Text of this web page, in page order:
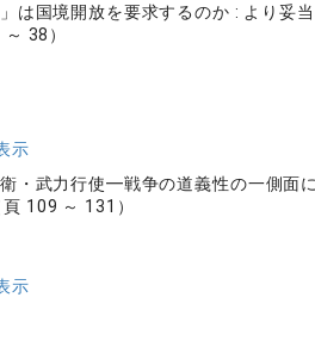
」は国境開放を要求するのか : より妥
38）
示
・武力行使━戦争の道義性の一側面
109 ～ 131）
示